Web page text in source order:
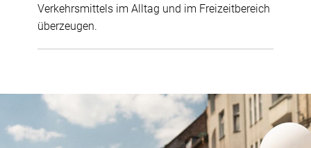
Verkehrsmittels im Alltag und im Freizeitbereich
überzeugen.